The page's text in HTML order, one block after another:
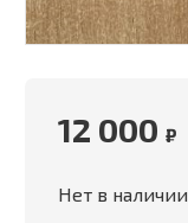
12 000 ₽
Нет в наличии